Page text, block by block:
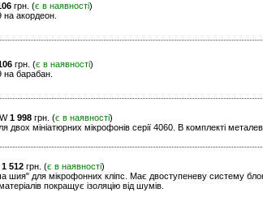
грн. (є в наявності)
на акордеон.
грн. (є в наявності)
на барабан.
1 998 грн. (є в наявності)
двох мініатюрних мікрофонів серії 4060. В комплекті
1 512 грн. (є в наявності)
шия" для мікрофонних кліпс. Має двоступеневу систему
покращує ізоляцію від шумів.